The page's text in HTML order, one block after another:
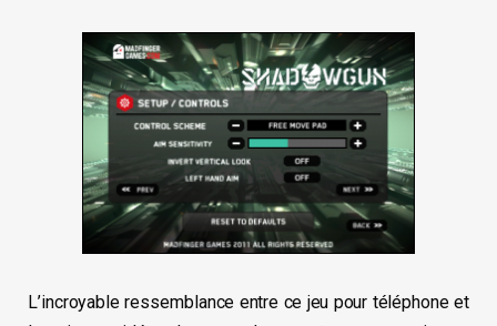
L’incroyable ressemblance entre ce jeu pour téléphone et